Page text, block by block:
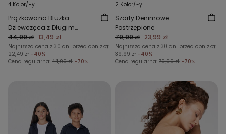
4 Kolor/-y
Prążkowana Bluzka
Dziewczęca z Długim
Rękawem i Okrągłym
Dekoltem Wykończona
Falistym Obszyciem
44,99 zł 13,49 zł
Najniższa cena z 30 dni przed obniżką:
22,49 zł -40%
Cena regularna: 44,99 zł -70%
2 Kolor/-y
Szorty Denimowe
Postrzępione
79,99 zł 23,99 zł
Najniższa cena z 30 dni przed obniżką:
39,99 zł -40%
Cena regularna: 79,99 zł -70%